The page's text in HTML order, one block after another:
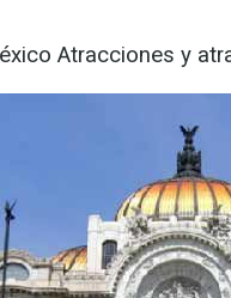
Atracciones y